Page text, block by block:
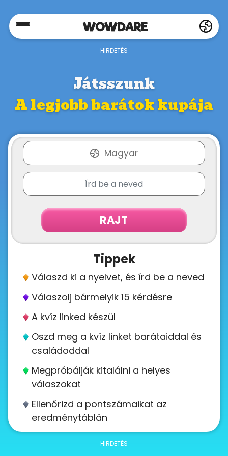
Home
Privacy
FAQ's
Terms
About
Contact
Játsszunk
A legjobb barátok kupája
Magyar
RAJT
Tippek
Válaszd ki a nyelvet, és írd be a neved
Válaszolj bármelyik 15 kérdésre
A kvíz linked készül
Oszd meg a kvíz linket barátaiddal és
családoddal
Megpróbálják kitalálni a helyes
válaszokat
Ellenőrizd a pontszámaikat az
eredménytáblán